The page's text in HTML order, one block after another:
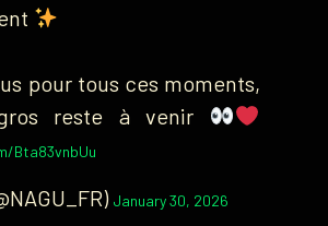
pour tous ces moments,
reste à venir
Bta83vnbUu
January 30, 2026